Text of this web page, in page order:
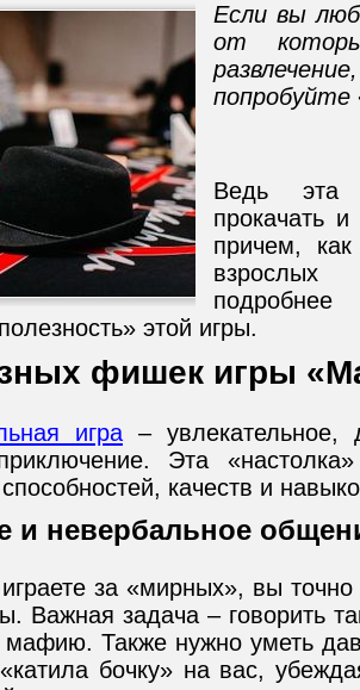
Если вы
от
Ведь эта
прокачать
причем,
взрослых
этой игры.
фишек игры
игра – увлекательное,
Эта
качеств и
и невербальное
за «мирных», вы точно
Важная задача – говорить
мафию. Также нужно уметь
бочку» на вас,